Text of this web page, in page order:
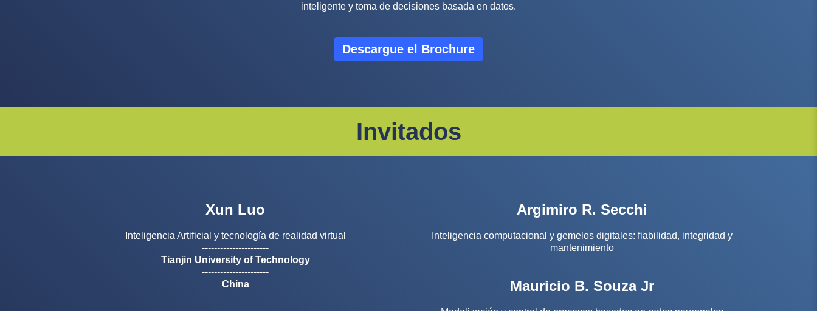
inteligente y toma de decisiones basada en datos.
Descargue el Brochure
Invitados
Xun Luo
Inteligencia Artificial y tecnología de realidad virtual
----------------------
Tianjin University of Technology
----------------------
China
Argimiro R. Secchi
Inteligencia computacional y gemelos digitales: fiabilidad, integridad y
mantenimiento
Mauricio B. Souza Jr